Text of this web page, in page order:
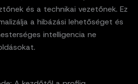
és a technikai vezetőnek. Ez
a hibázási lehetőséget és
intelligencia ne